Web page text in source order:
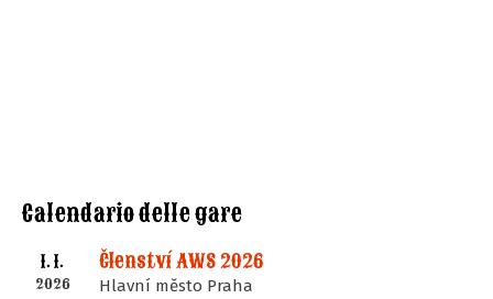
Calendario delle gare
1. 1.
2026
Členství AWS 2026
Hlavní město Praha